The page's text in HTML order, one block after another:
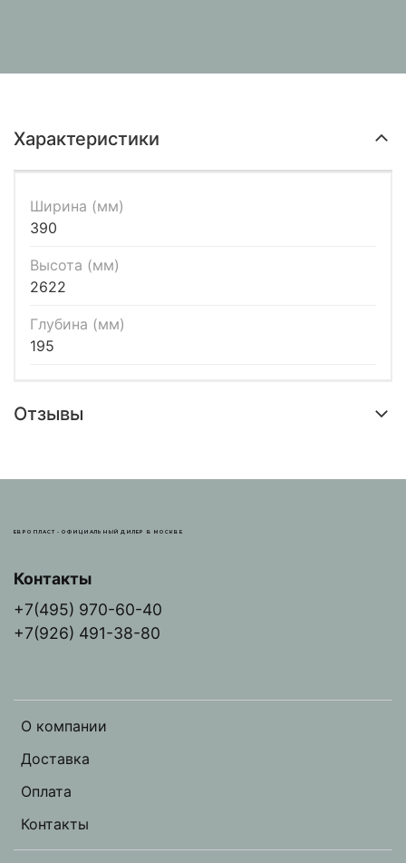
Характеристики
Ширина (мм)
390
Высота (мм)
2622
Глубина (мм)
195
Отзывы
ЕВРОПЛАСТ - ОФИЦИАЛЬНЫЙ ДИЛЕР В МОСКВЕ
О компании
Доставка
Оплата
Контакты
Контакты
+7(495) 970-60-40
+7(926) 491-38-80